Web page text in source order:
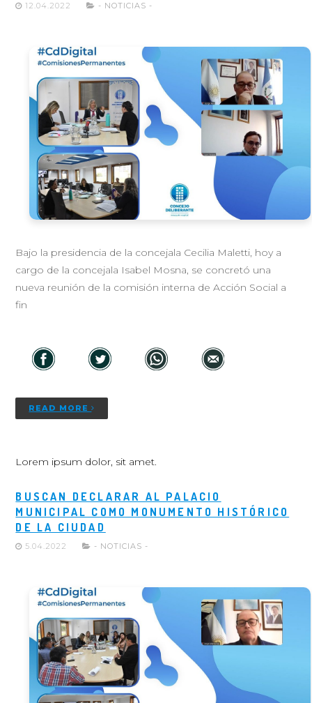
12.04.2022 - NOTICIAS -
Bajo la presidencia de la concejala Cecilia Maletti, hoy a
cargo de la concejala Isabel Mosna, se concretó una
nueva reunión de la comisión interna de Acción Social a
fin
READ MORE
Lorem ipsum dolor, sit amet.
BUSCAN DECLARAR AL PALACIO
MUNICIPAL COMO MONUMENTO HISTÓRICO
DE LA CIUDAD
5.04.2022 - NOTICIAS -